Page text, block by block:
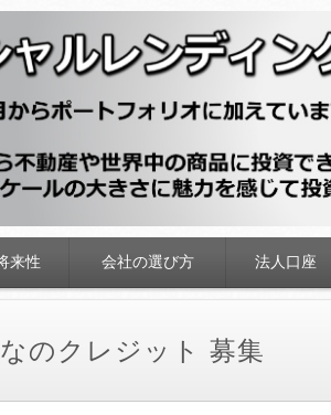
レンディング
来性 会社の選び方 法人口座
のクレジット 募集